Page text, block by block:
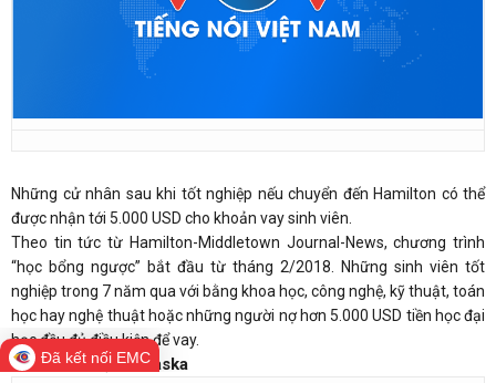
Những cử nhân sau khi tốt nghiệp nếu chuyển đến Hamilton có thể
được nhận tới 5.000 USD cho khoản vay sinh viên.
Theo tin tức từ Hamilton-Middletown Journal-News, chương trình
“học bổng ngược” bắt đầu từ tháng 2/2018. Những sinh viên tốt
nghiệp trong 7 năm qua với bằng khoa học, công nghệ, kỹ thuật, toán
học hay nghệ thuật hoặc những người nợ hơn 5.000 USD tiền học đại
học đều đủ điều kiện để vay.
North Platte, Nebraska
Đã kết nối EMC